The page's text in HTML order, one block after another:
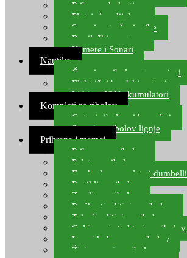
Pribor za bolentino
Plutajuća odijela
Sonari za traženje ribe
Ronilački program
Kamere i Sonari
Nautika
Čamci za ribolov, gumenjaci
Električni brodski motori
Lithium ION akumulatori
Kompleti za ribolov
Gotovi ribolovni kompleti
Setovi za ribolov lignje
Prihrana i mamci
Prihrana za ribolov
Pelete za ribolov
Feeder lovne pelete i dumbelli
Partikli za ribolov
Zemlja za ribolov
Praškasti aditivi za ribolov
Tekući aditivi za ribolov
Gel i sprej atraktori za ribolov
Lovni kukuruz za ribolov
Živi mamci za ribolov